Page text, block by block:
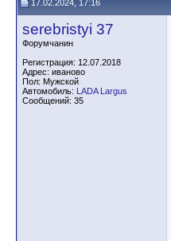
17.02.2024, 17:16
serebristyi 37
Форумчанин
Регистрация: 12.07.2018
Адрес: иваново
Пол: Мужской
Автомобиль: LADA Largus
Сообщений: 35